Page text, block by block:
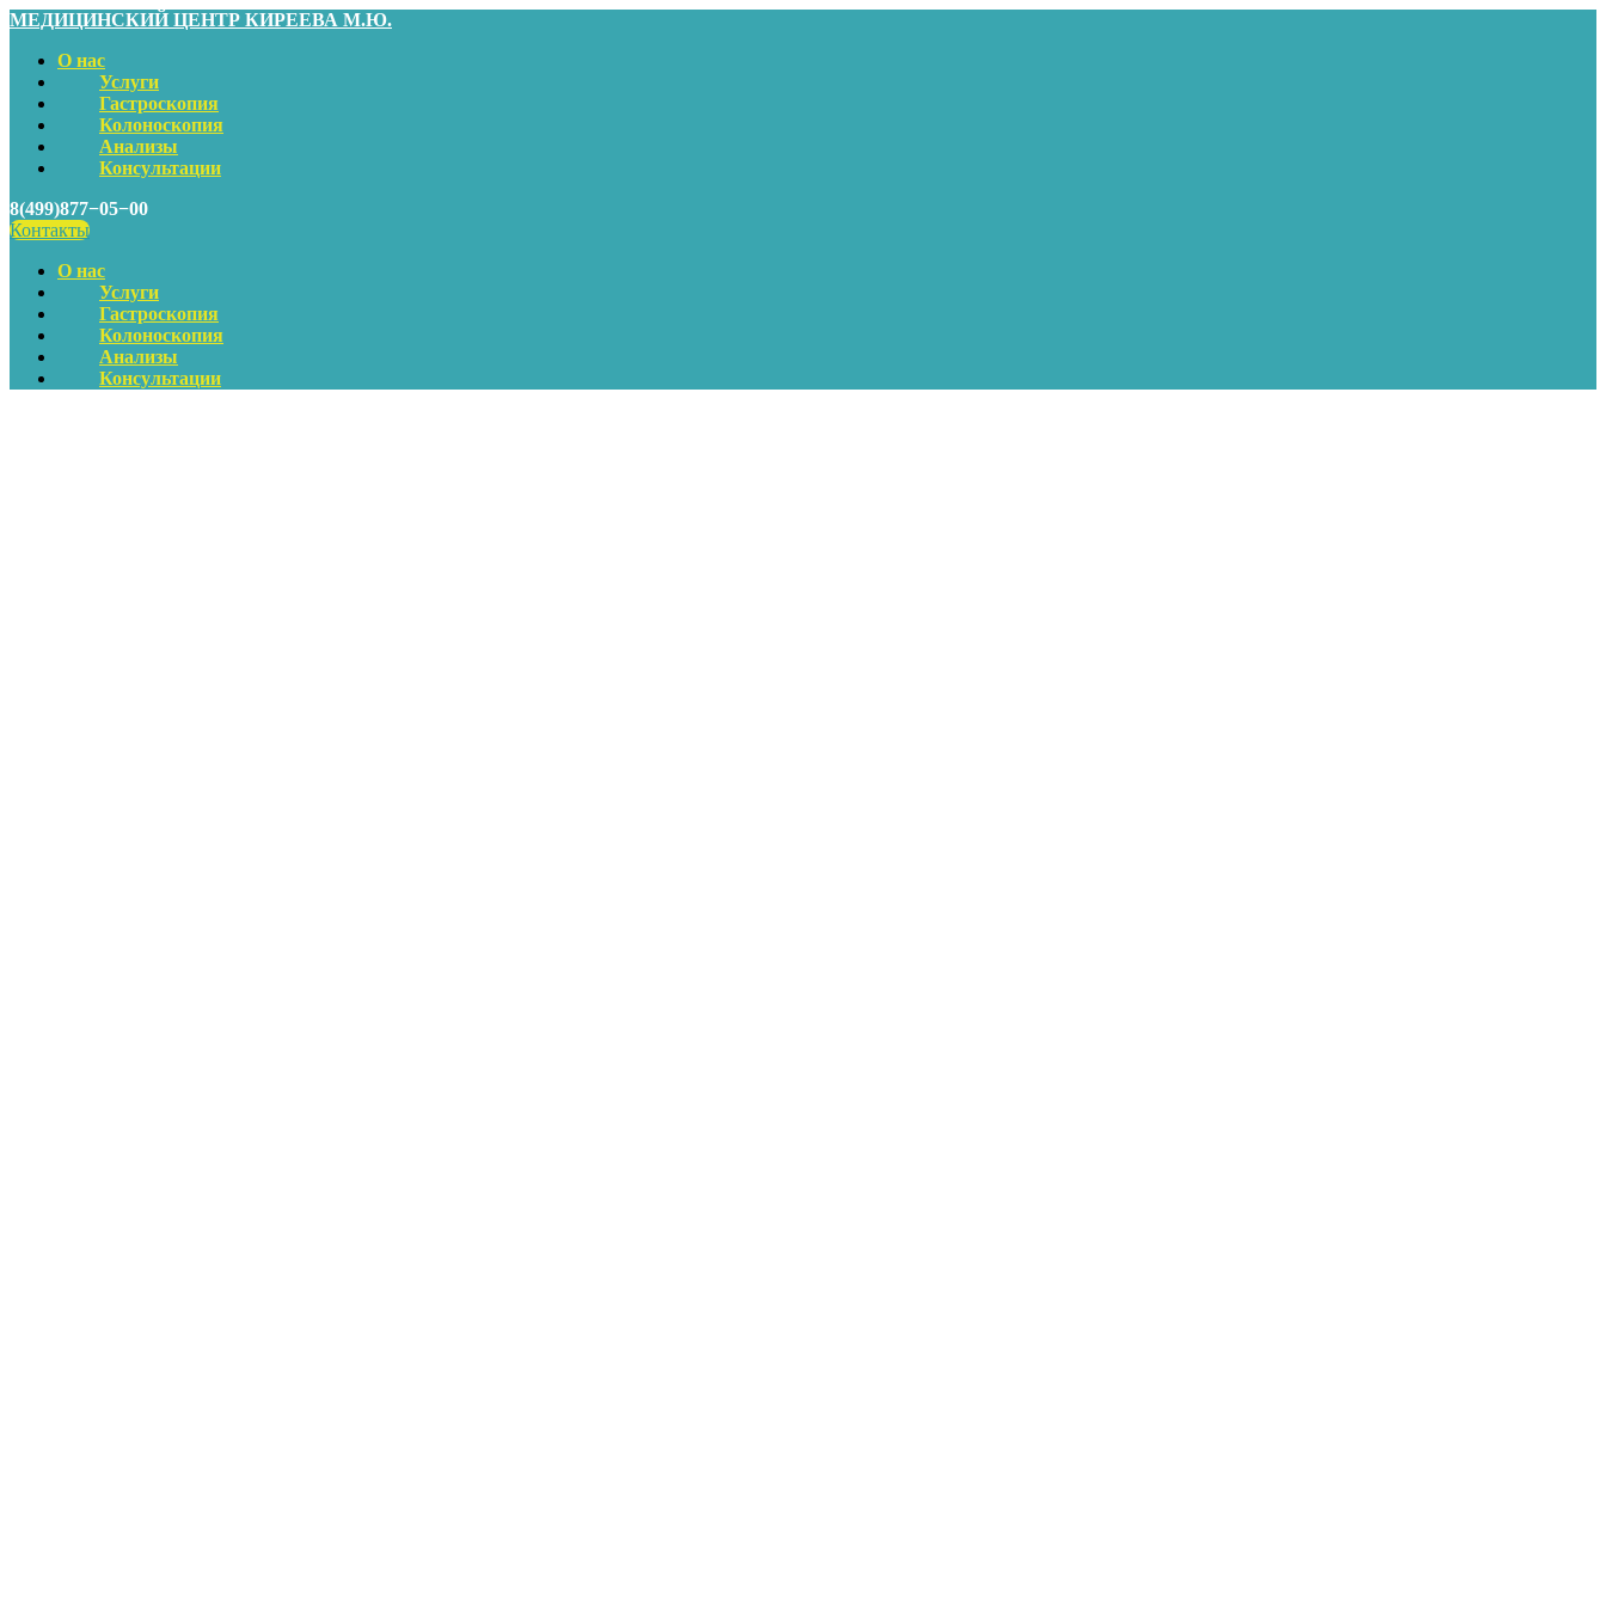
МЕДИЦИНСКИЙ ЦЕНТР КИРЕЕВА М.Ю.
О нас
Услуги
Гастроскопия
Колоноскопия
Анализы
Консультации
8(499)877−05−00
Контакты
О нас
Услуги
Гастроскопия
Колоноскопия
Анализы
Консультации